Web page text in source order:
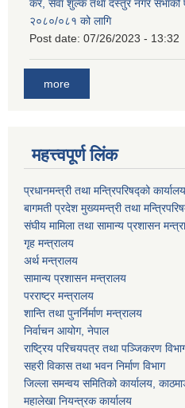
कर, सेवा शुल्क तथा दस्तुर नगर सभाको
२०८०/०८१ को लागि
Post date: 07/26/2023 - 13:32
more
महत्त्वपूर्ण लिंक
प्रधानमन्त्री तथा मन्त्रिपरिषद्को कार्यालय
बागमती प्रदेश मुख्यमन्त्री तथा
संघीय मामिला तथा सामान्य प्रशासन
गृह मन्त्रालय
अर्थ मन्त्रालय
सामान्य प्रशासन मन्त्रालय
परराष्ट्र मन्त्रालय
शान्ति तथा पुनर्निर्माण मन्त्रालय
निर्वाचन आयोग, नेपाल
राष्ट्रिय परिचयपत्र तथा पञ्जिकरण
सहरी विकास तथा भवन निर्माण विभाग
जिल्ला समन्वय समितिको कार्यालय,
महालेखा नियन्त्रक कार्यालय